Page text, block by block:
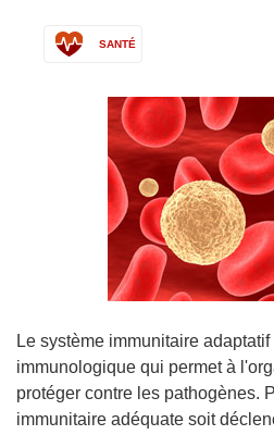
SANTÉ
Le système immunitaire
immunologique qui permet à
protéger contre les pathogènes.
immunitaire adéquate soit